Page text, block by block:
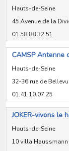
Hauts-de-Seine
45 Avenue de la
01 58 88 32 51
CAMSP Antenne
Hauts-de-Seine
32-36 rue de
01.41.10.07.25
JOKER-vivons le
Hauts-de-Seine
10 villa